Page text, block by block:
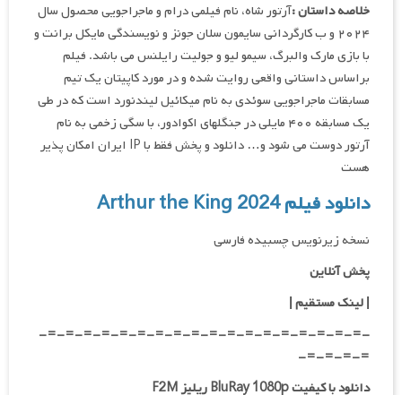
خلاصه داستان :آرتور شاه، نام فیلمی درام و ماجراجویی محصول سال
۲۰۲۴ و ب کارگردانی سایمون سلان جونز و نویسندگی مایکل برانت و
با بازی مارک والبرگ، سیمو لیو و جولیت رایلنس می باشد. فیلم
براساس داستانی واقعی روایت شده و در مورد کاپیتان یک تیم
مسابقات ماجراجویی سوئدی به نام میکائیل لیندنورد است که در طی
یک مسابقه ۴۰۰ مایلی در جنگلهای اکوادور، با سگی زخمی به نام
آرتور دوست می شود و… دانلود و پخش فقط با IP ایران امکان پذیر
هست
دانلود فیلم Arthur the King 2024
نسخه زیرنویس چسبیده فارسی
پخش آنلاین
| لینک مستقیم|
-=-=-=-=-=-=-=-=-=-=-=-=-=-=-=-=-=-=-
=-=-=-=-
دانلود با کیفیت BluRay 1080p ریلیز F2M